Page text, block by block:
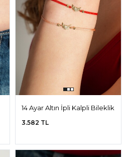
14 Ayar Altın İpli Kalpli Bileklik
3.582 TL